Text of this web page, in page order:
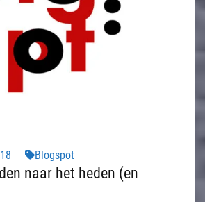
Blogspot
naar het heden (en